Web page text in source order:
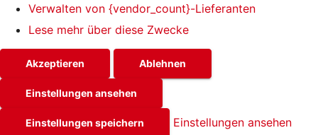
Verwalten von {vendor_count}-Lieferanten
Lese mehr über diese Zwecke
Akzeptieren Ablehnen
Einstellungen ansehen
Einstellungen speichern
Einstellungen ansehen